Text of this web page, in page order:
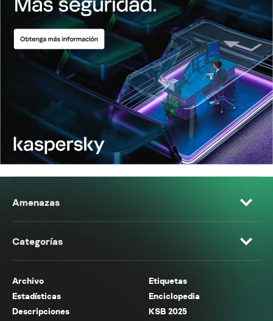
Amenazas
Categorías
Archivo
Etiquetas
Estadísticas
Enciclopedia
Descripciones
KSB 2025